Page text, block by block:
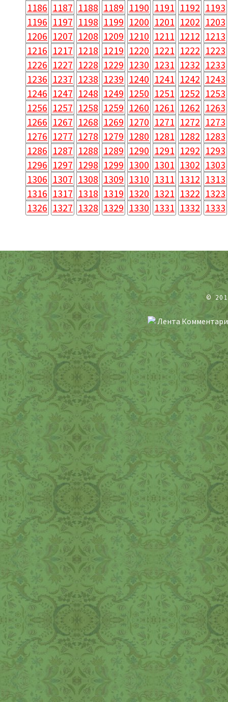
1186 1187 1188 1189 1190 1191 1192 1193
1196 1197 1198 1199 1200 1201 1202 1203
1206 1207 1208 1209 1210 1211 1212 1213
1216 1217 1218 1219 1220 1221 1222 1223
1226 1227 1228 1229 1230 1231 1232 1233
1236 1237 1238 1239 1240 1241 1242 1243
1246 1247 1248 1249 1250 1251 1252 1253
1256 1257 1258 1259 1260 1261 1262 1263
1266 1267 1268 1269 1270 1271 1272 1273
1276 1277 1278 1279 1280 1281 1282 1283
1286 1287 1288 1289 1290 1291 1292 1293
1296 1297 1298 1299 1300 1301 1302 1303
1306 1307 1308 1309 1310 1311 1312 1313
1316 1317 1318 1319 1320 1321 1322 1323
1326 1327 1328 1329 1330 1331 1332 1333
©
Лента